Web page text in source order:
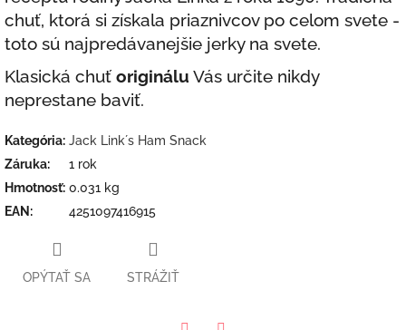
chuť, ktorá si získala priaznivcov po celom svete -
toto sú najpredávanejšie jerky na svete.
Klasická chuťoriginálu Vás určite nikdy
neprestane baviť.
Kategória: Jack Link´s Ham Snack
Záruka:
1 rok
Hmotnosť: 0.031 kg
EAN : 4251097416915
OPÝTAŤ SA STRÁŽIŤ